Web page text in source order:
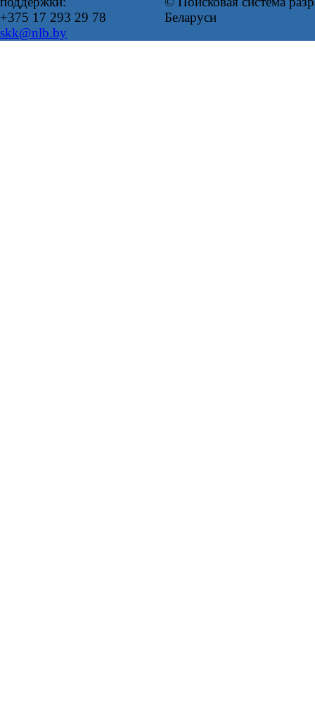
+375 17 293 29 78
skk@nlb.by
Беларуси